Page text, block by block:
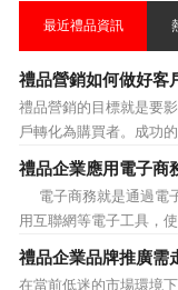
最近禮品資訊
禮品營銷如何做好客
禮品營銷的目標就是要
戶轉化為購買者。成功
相應的分類，了解不同
制定相應的營銷對策，
入，這不僅是銷售環節
持。具體來說，有以下...
禮品企業應用電子商
電子商務就是通過電
用互聯網等電子工具，
伴之間，利用電子業務
子化，配合企業內部的
禮品企業品牌推廣需
在當前低迷的市場環境